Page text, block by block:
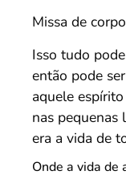
Missa de
Isso tudo
então pode
aquele
nas pequenas
era a vida de
Onde a vida